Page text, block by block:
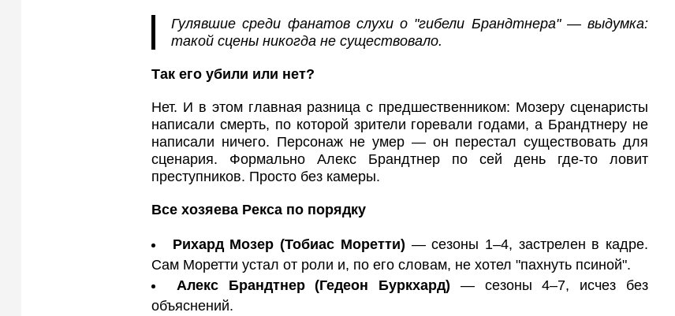
Гулявшие среди фанатов слухи о "гибели Брандтнера" — выдумка:
такой сцены никогда не существовало.
Так его убили или нет?
Нет. И в этом главная разница с предшественником: Мозеру сценаристы
написали смерть, по которой зрители горевали годами, а Брандтнеру не
написали ничего. Персонаж не умер — он перестал существовать для
сценария. Формально Алекс Брандтнер по сей день где-то ловит
преступников. Просто без камеры.
Все хозяева Рекса по порядку
Рихард Мозер (Тобиас Моретти) — сезоны 1–4, застрелен в кадре.
Сам Моретти устал от роли и, по его словам, не хотел "пахнуть псиной".
Алекс Брандтнер (Гедеон Буркхард) — сезоны 4–7, исчез без
объяснений.